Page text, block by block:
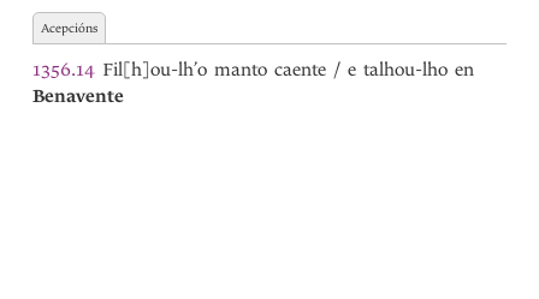
balandrao
baldon
balẽa
Balteira
Acepcións
1356.14 Fil[h]ou-lh’o manto caente / e talhou-lho en
Benavente